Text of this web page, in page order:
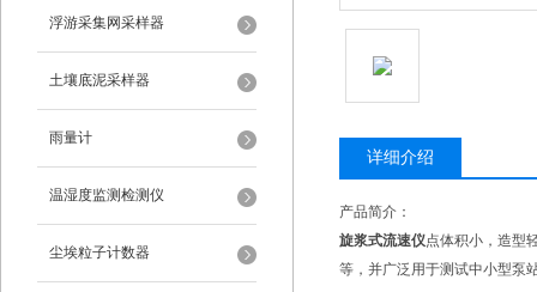
浮游采集网采样器
土壤底泥采样器
雨量计
温湿度监测检测仪
尘埃粒子计数器
详细介绍
产品简介：
旋浆式流速仪点体积小，造型
等，并广泛用于测试中小型泵